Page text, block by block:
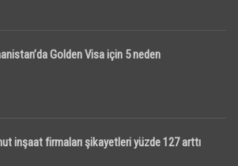
Golden Visa için 5 neden
inşaat firmaları şikayetleri yüzde 127 arttı